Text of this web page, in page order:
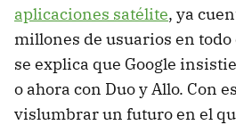
aplicaciones satélite, ya
millones de usuarios en todo
se explica que Google
o ahora con Duo y Allo. Con
vislumbrar un futuro en el